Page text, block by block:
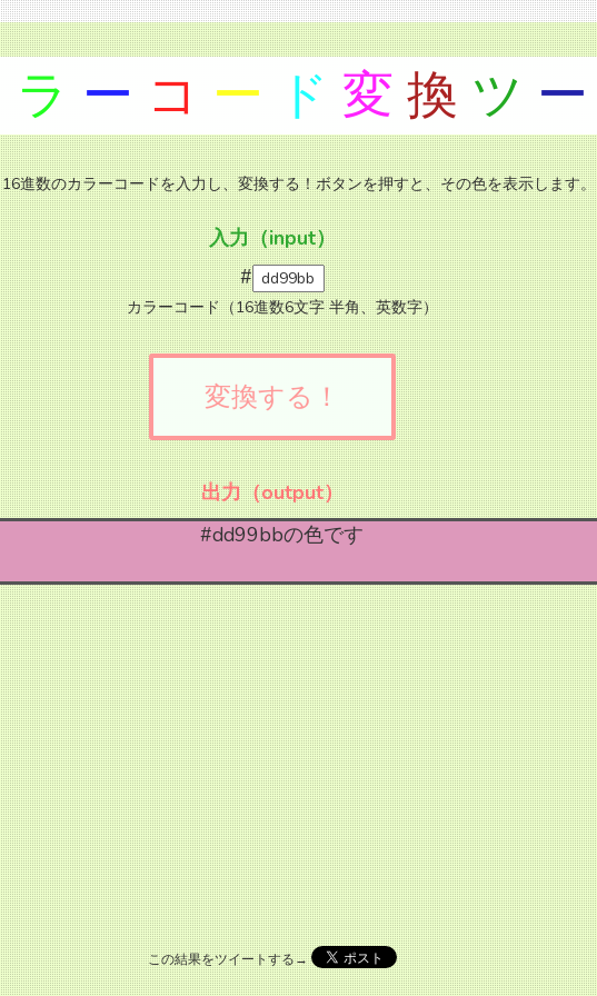
ラ ー コ ー ド 変 換 ツ ー
16進数のカラーコードを入力し、変換する！ボタンを押すと、その色を表示します。
入力（input）
#
カラーコード（16進数6文字 半角、英数字）
変換する！
出力（output）
#dd99bbの色です
この結果をツイートする→